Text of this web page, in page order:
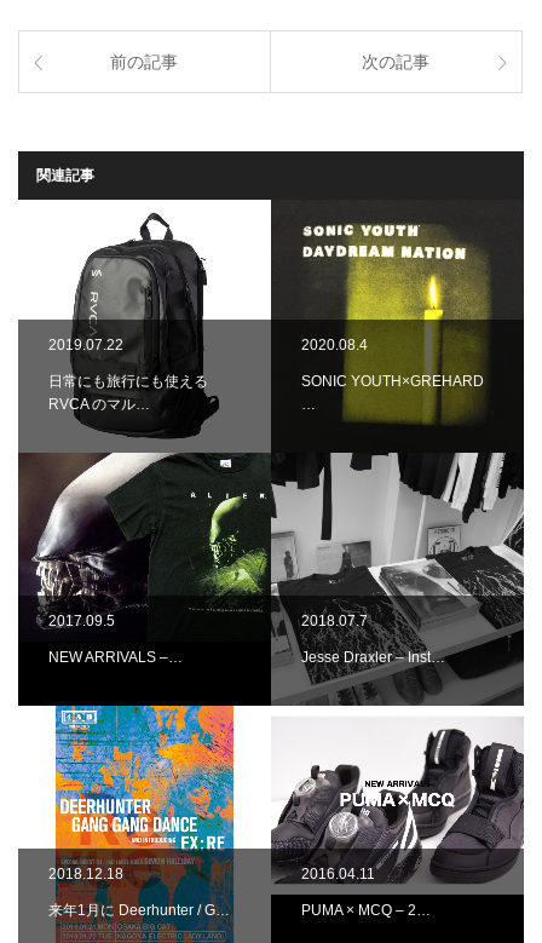
前の記事 次の記事
関連記事
2019.07.22
日常にも旅行にも使える
RVCA のマル…
2020.08.4
SONIC YOUTH×GREHARD
2017.09.5
NEW ARRIVALS –…
2018.07.7
Jesse Draxler – Inst…
2018.12.18
来年1月に Deerhunter / G…
2016.04.11
PUMA × MCQ – 2…